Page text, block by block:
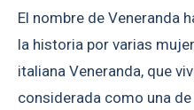
El nombre de Veneranda
la historia por varias
italiana Veneranda, que
considerada como una